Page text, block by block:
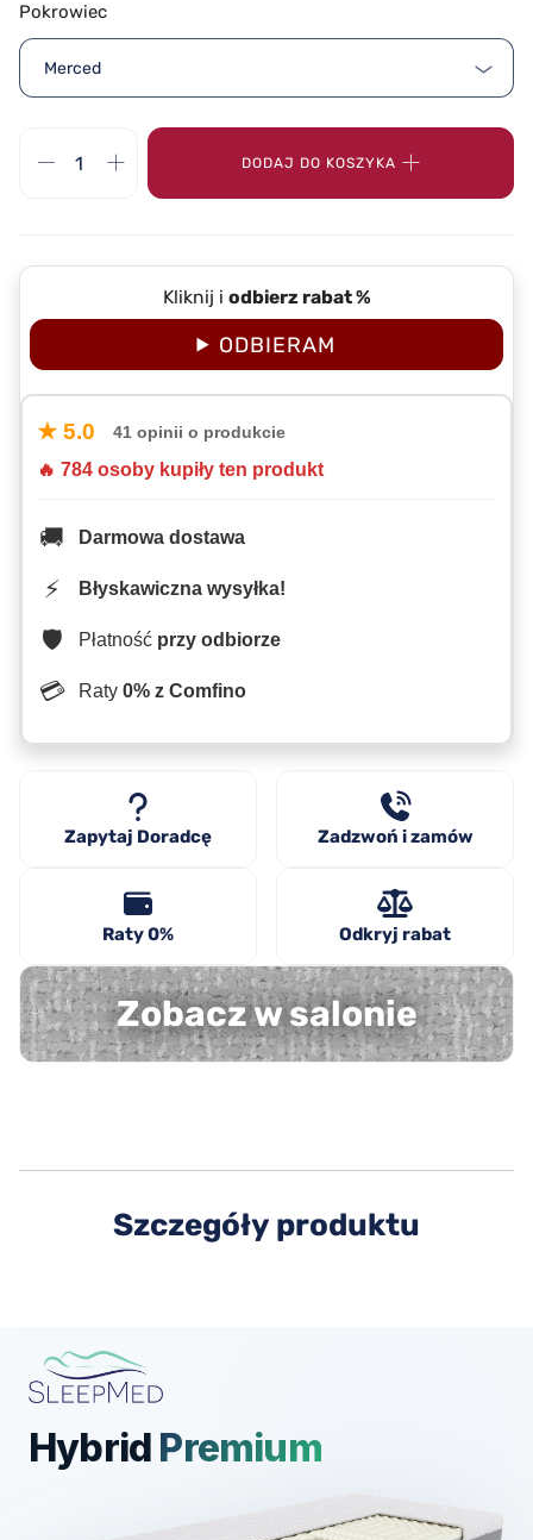
Pokrowiec
Merced
DODAJ DO KOSZYKA
Kliknij i odbierz rabat %
ODBIERAM
★ 5.0 41 opinii o produkcie
🔥 784 osoby kupiły ten produkt
🚚 Darmowa dostawa
⚡ Błyskawiczna wysyłka!
🛡️ Płatność przy odbiorze
💳 Raty 0% z Comfino
Zapytaj Doradcę Zadzwoń i zamów
Raty 0% Odkryj rabat
Zobacz w salonie
Szczegóły produktu
Hybrid Premium